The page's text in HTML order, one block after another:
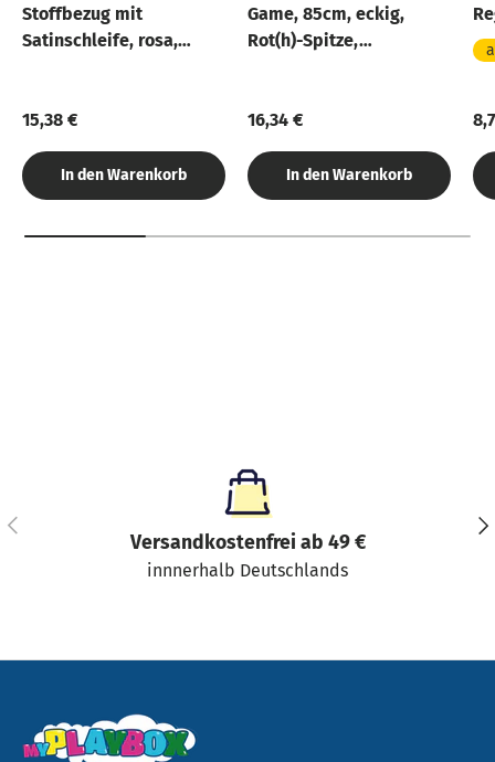
Stoffbezug mit
Satinschleife, rosa,
15,38 €
In den Warenkorb
Game, 85cm, eckig,
Rot(h)-Spitze,
16,34 €
In den Warenkorb
Vorherige
Versandkostenfrei ab 49 €
innnerhalb Deutschlands